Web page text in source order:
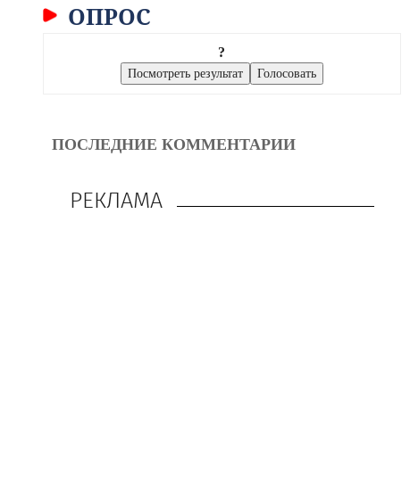
ОПРОС
?
ПОСЛЕДНИЕ КОММЕНТАРИИ
РЕКЛАМА